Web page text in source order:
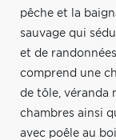
pêche et la
sauvage qui
et de
comprend une
de tôle, véranda
chambres ainsi
avec poêle au